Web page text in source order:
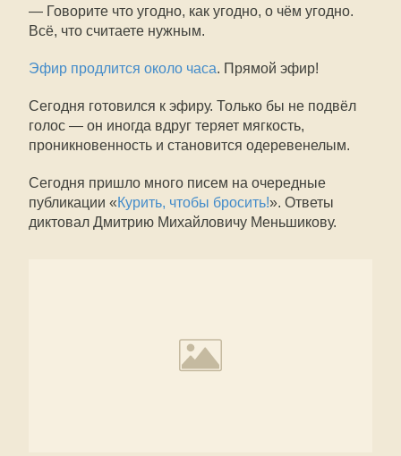
— Говорите что угодно, как угодно, о чём угодно.
Всё, что считаете нужным.
Эфир продлится около часа. Прямой эфир!
Сегодня готовился к эфиру. Только бы не подвёл
голос — он иногда вдруг теряет мягкость,
проникновенность и становится одеревенелым.
Сегодня пришло много писем на очередные
публикации «Курить, чтобы бросить!». Ответы
диктовал Дмитрию Михайловичу Меньшикову.